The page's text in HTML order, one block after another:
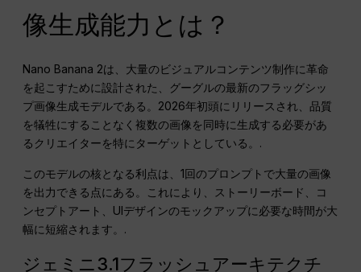
像生成能力とは？
Nano Banana 2は、大量のビジュアルコンテンツ制作に革命
を起こすために設計された、グーグルの最新のフラッグシッ
プ画像生成モデルである。2026年初頭にリリースされ、品質
を犠牲にすることなく複数の画像を同時に生成する必要があ
るクリエイターを特にターゲットとしている。.
このモデルの核となる利点は、1回のプロンプトで大量の画像
を出力できる点にある。これにより、ストーリーボード、コ
ンセプトアート、UIデザインのモックアップに必要な時間が大
幅に短縮されます。.
ジェミニ3.1フラッシュアーキテクチ